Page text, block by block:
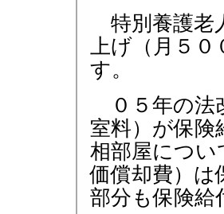
特別養護老
上げ（月５
す。
０５年の法
室料）が保
相部屋につい
価償却費）は
部分も保険給